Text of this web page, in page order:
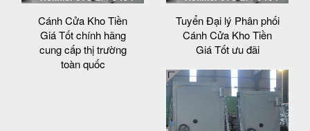
Cánh Cửa Kho Tiền
Giá Tốt chính hãng
cung cấp thị trường
toàn quốc
Tuyển Đại lý Phân phối
Cánh Cửa Kho Tiền
Giá Tốt ưu đãi